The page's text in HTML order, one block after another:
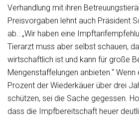
Verhandlung mit ihren
Preisvorgaben lehnt auch Präsident
ab.: „Wir haben eine
Tierarzt muss aber selbst schauen,
wirtschaftlich ist und kann für große
Mengenstaffelungen anbieten.“
Prozent der Wiederkäuer über drei
schützen, sei die Sache gegessen.
dass die Impfbereitschaft heuer